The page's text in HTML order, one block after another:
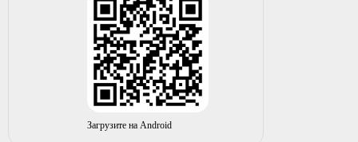
Загрузите на Android